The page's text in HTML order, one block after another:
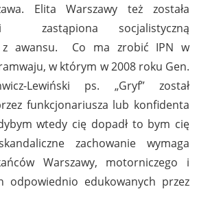
Elita Warszawy też została
i zastąpiona socjalistyczną
z awansu. Co ma zrobić IPN w
w którym w 2008 roku Gen.
Lewiński ps. „Gryf” został
funkcjonariusza lub konfidenta
wtedy cię dopadł to bym cię
zachowanie wymaga
Warszawy, motorniczego i
odpowiednio edukowanych przez